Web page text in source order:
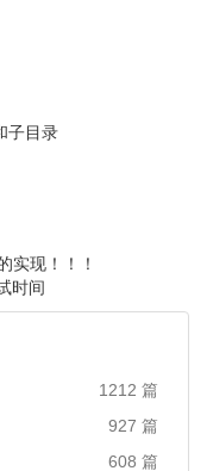
子目录
实现！！！
时间
1212 篇
927 篇
608 篇